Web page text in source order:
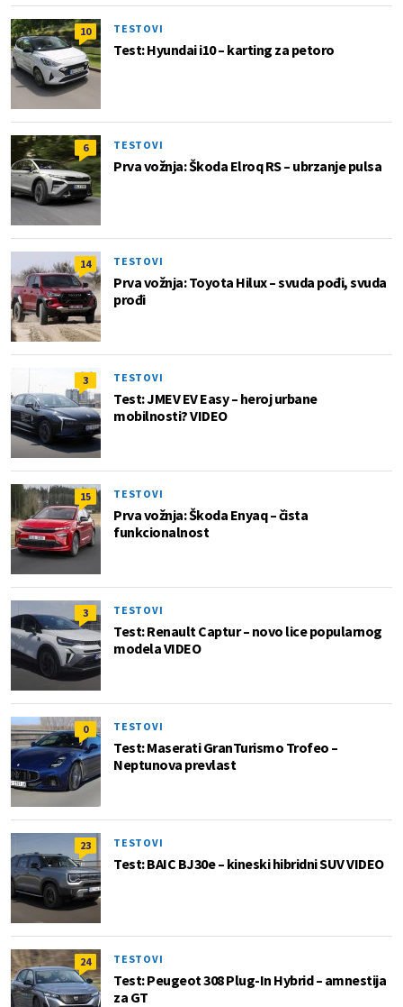
10 TESTOVI
Test: Hyundai i10 – karting za petoro
6 TESTOVI
Prva vožnja: Škoda Elroq RS – ubrzanje pulsa
14 TESTOVI
Prva vožnja: Toyota Hilux – svuda pođi, svuda
prođi
3 TESTOVI
Test: JMEV EV Easy – heroj urbane
mobilnosti? VIDEO
15 TESTOVI
Prva vožnja: Škoda Enyaq – čista
funkcionalnost
3 TESTOVI
Test: Renault Captur – novo lice popularnog
modela VIDEO
0 TESTOVI
Test: Maserati GranTurismo Trofeo –
Neptunova prevlast
23 TESTOVI
Test: BAIC BJ30e – kineski hibridni SUV VIDEO
24 TESTOVI
Test: Peugeot 308 Plug-In Hybrid – amnestija
za GT